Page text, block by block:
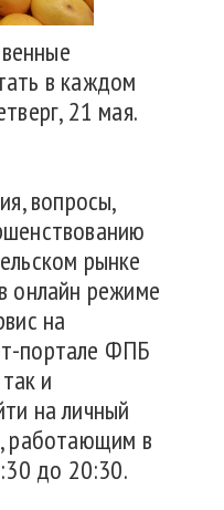
в каждом
21 мая.
вопросы,
рынке
онлайн режиме
на
портале ФПБ
и
на личный
работающим в
до 20:30.